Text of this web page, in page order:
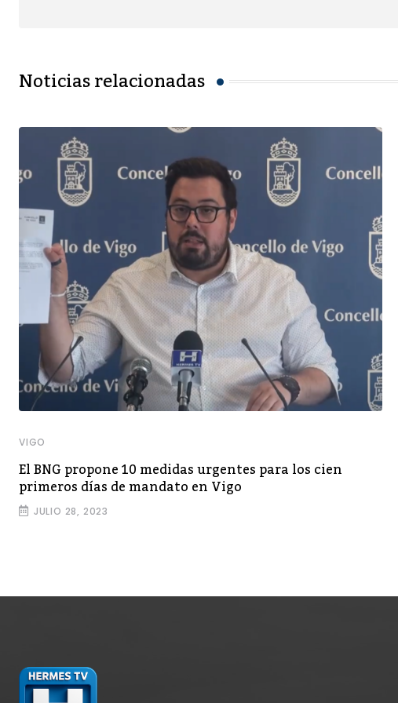
Noticias relacionadas
VIGO
El BNG propone 10 medidas urgentes para los cien
primeros días de mandato en Vigo
JULIO 28, 2023